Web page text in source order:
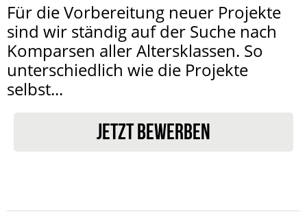
Für die Vorbereitung neuer Projekte
sind wir ständig auf der Suche nach
Komparsen aller Altersklassen. So
unterschiedlich wie die Projekte
selbst...
JETZT BEWERBEN